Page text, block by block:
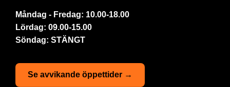
Måndag - Fredag: 10.00-18.00
Lördag: 09.00-15.00
Söndag: STÄNGT
Se avvikande öppettider →